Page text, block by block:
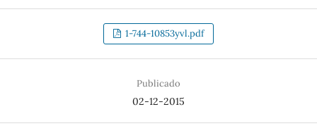
1-744-10853yvl.pdf
Publicado
02-12-2015